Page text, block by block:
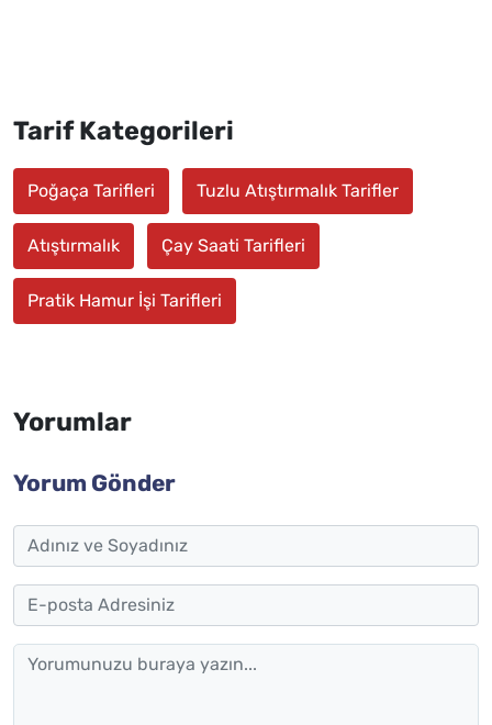
Tarif Kategorileri
Poğaça Tarifleri Tuzlu Atıştırmalık Tarifler
Atıştırmalık Çay Saati Tarifleri
Pratik Hamur İşi Tarifleri
Yorumlar
Yorum Gönder